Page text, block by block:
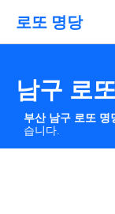
로또 명당
남구 로
부산 남구 로또 명
습니다.